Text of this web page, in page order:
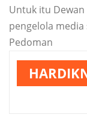
Untuk itu
pengelola
Pedoman